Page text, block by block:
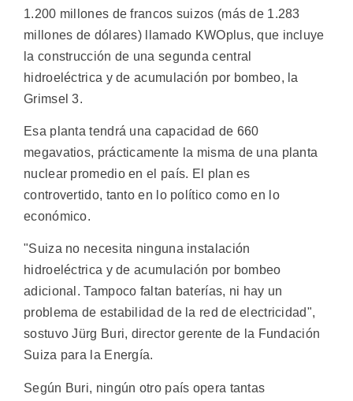
1.200 millones de francos suizos (más de 1.283
millones de dólares) llamado KWOplus, que incluye
la construcción de una segunda central
hidroeléctrica y de acumulación por bombeo, la
Grimsel 3.
Esa planta tendrá una capacidad de 660
megavatios, prácticamente la misma de una planta
nuclear promedio en el país. El plan es
controvertido, tanto en lo político como en lo
económico.
"Suiza no necesita ninguna instalación
hidroeléctrica y de acumulación por bombeo
adicional. Tampoco faltan baterías, ni hay un
problema de estabilidad de la red de electricidad",
sostuvo Jürg Buri, director gerente de la Fundación
Suiza para la Energía.
Según Buri, ningún otro país opera tantas